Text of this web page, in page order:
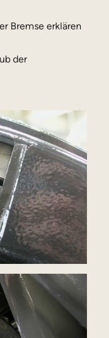
Bremse erklären
der